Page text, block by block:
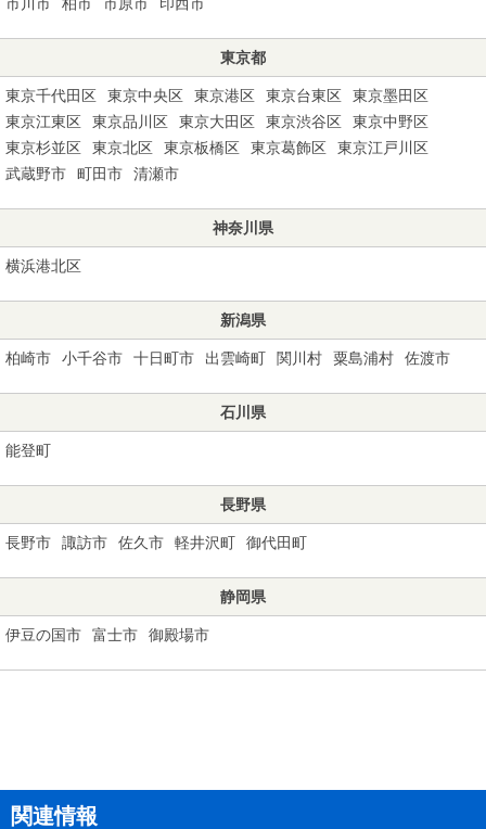
東京都
東京千代田区 東京中央区 東京港区 東京台東区
東京墨田区
東京江東区
東京品川区 東京大田区 東京渋谷区
東京中野区
東京杉並区
東京北区 東京板橋区 東京葛飾区
東京江戸川区
武蔵野市
町田市 清瀬市
神奈川県
横浜港北区
新潟県
柏崎市 小千谷市 十日町市 出雲崎町 関川村 粟島浦村 佐渡市
石川県
能登町
長野県
長野市 諏訪市 佐久市 軽井沢町 御代田町
静岡県
伊豆の国市 富士市 御殿場市
関連情報